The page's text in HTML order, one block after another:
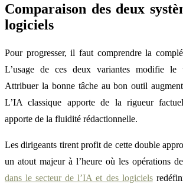
Comparaison des deux
logiciels
Pour progresser, il faut comprendre la
L’usage de ces deux variantes modifie le
Attribuer la bonne tâche au bon outil
L’IA classique apporte de la rigueur
apporte de la fluidité rédactionnelle.
Les dirigeants tirent profit de cette double
un atout majeur à l’heure où les opérations de
dans le secteur de l’IA et des logiciels